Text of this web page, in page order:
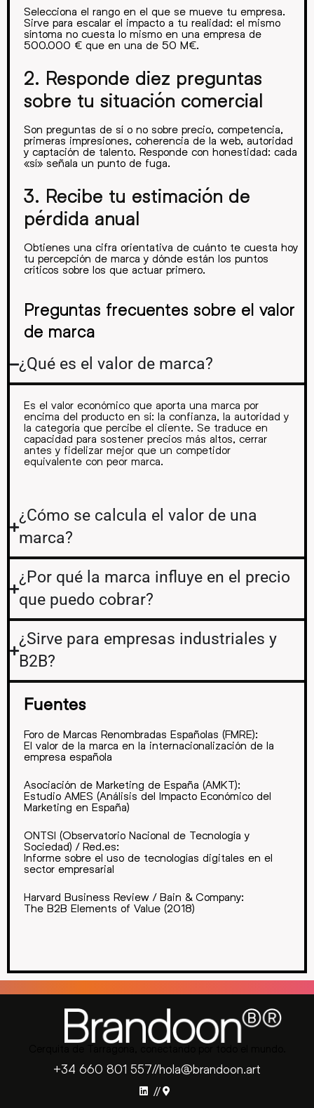
Selecciona el rango en el que se mueve tu empresa.
Sirve para escalar el impacto a tu realidad: el mismo
síntoma no cuesta lo mismo en una empresa de
500.000 € que en una de 50 M€.
2. Responde diez preguntas
sobre tu situación comercial
Son preguntas de sí o no sobre precio, competencia,
primeras impresiones, coherencia de la web, autoridad
y captación de talento. Responde con honestidad: cada
«sí» señala un punto de fuga.
3. Recibe tu estimación de
pérdida anual
Obtienes una cifra orientativa de cuánto te cuesta hoy
tu percepción de marca y dónde están los puntos
críticos sobre los que actuar primero.
Preguntas frecuentes sobre el valor
de marca
¿Qué es el valor de marca?
Es el valor económico que aporta una marca por
encima del producto en sí: la confianza, la autoridad y
la categoría que percibe el cliente. Se traduce en
capacidad para sostener precios más altos, cerrar
antes y fidelizar mejor que un competidor
equivalente con peor marca.
¿Cómo se calcula el valor de una
marca?
¿Por qué la marca influye en el precio
que puedo cobrar?
¿Sirve para empresas industriales y
B2B?
Fuentes
Foro de Marcas Renombradas Españolas (FMRE):
El valor de la marca en la internacionalización de la
empresa española
Asociación de Marketing de España (AMKT):
Estudio AMES (Análisis del Impacto Económico del
Marketing en España)
ONTSI (Observatorio Nacional de Tecnología y
Sociedad) / Red.es:
Informe sobre el uso de tecnologías digitales en el
sector empresarial
Harvard Business Review / Bain & Company:
The B2B Elements of Value (2018)
+34 660 801 557//hola@brandoon.art
//